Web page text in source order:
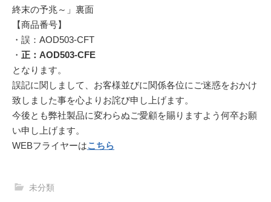
終末の予兆～」裏面
【商品番号】
・誤：AOD503-CFT
・ 正：AOD503-CFE
となります。
誤記に関しまして、お客様並びに関係各位にご迷惑をおかけ
致しました事を心よりお詫び申し上げます。
今後とも弊社製品に変わらぬご愛顧を賜りますよう何卒お願
い申し上げます。
WEBフライヤーはこちら
未分類